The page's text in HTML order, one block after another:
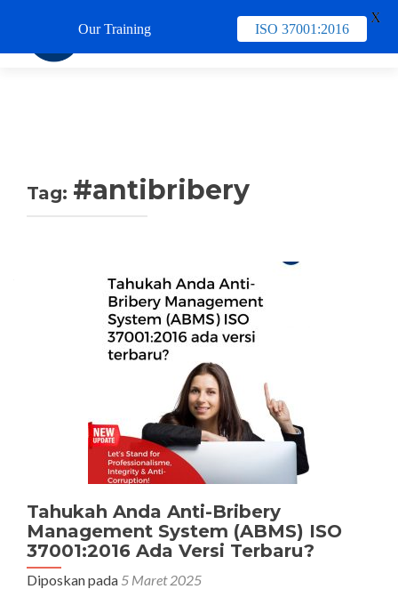
Tag: #antibribery
Tahukah Anda Anti-Bribery
Management System (ABMS) ISO
37001:2016 Ada Versi Terbaru?
Diposkan pada 5 Maret 2025
Our Training ISO 37001:2016
X